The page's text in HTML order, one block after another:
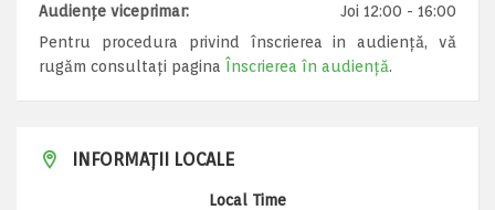
Audiențe viceprimar:
Joi 12:00 - 16:00
Pentru procedura privind înscrierea in audiență, vă
rugăm consultați pagina Înscrierea în audiență.
INFORMAȚII LOCALE
Local Time